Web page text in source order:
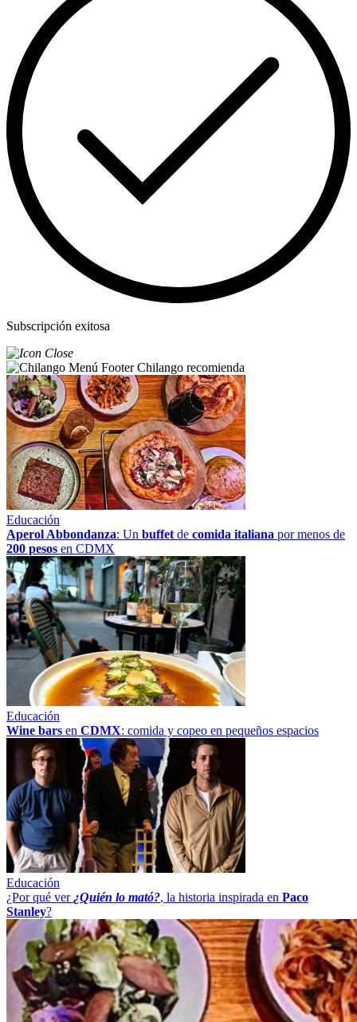
Subscripción exitosa
Chilango recomienda
Educación
Aperol Abbondanza: Un buffet de comida italiana por menos de
200 pesos en CDMX
Educación
Wine bars en CDMX: comida y copeo en pequeños espacios
Educación
¿Por qué ver ¿Quién lo mató?, la historia inspirada en Paco
Stanley?